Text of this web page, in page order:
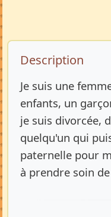
Description
Description
Je suis une
enfants, un
je suis divorcée,
quelqu'un qui
paternelle pour
à prendre soin